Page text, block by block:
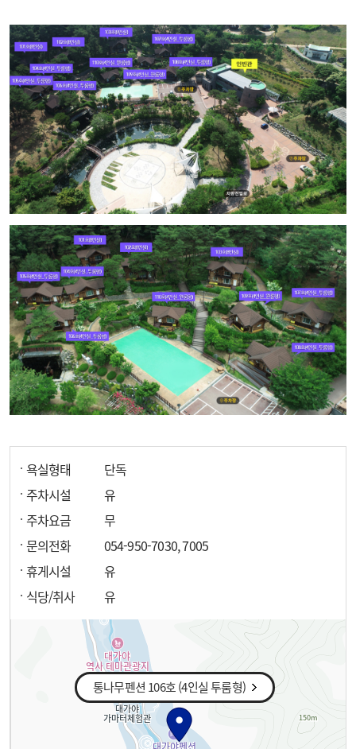
욕실형태
단독
주차시설
유
주차요금
무
문의전화
054-950-7030, 7005
휴게시설
유
식당/취사
유
통나무펜션 106호 (4인실 투룸형)